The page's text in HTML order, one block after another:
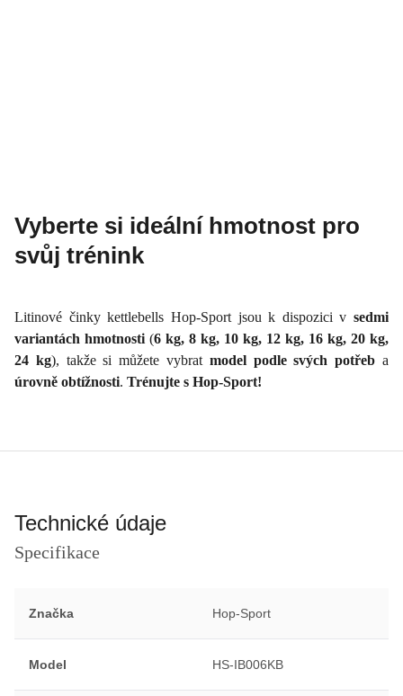
Vyberte si ideální hmotnost pro
svůj trénink
Litinové činky kettlebells Hop-Sport jsou k dispozici v sedmi
variantách hmotnosti (6 kg, 8 kg, 10 kg, 12 kg, 16 kg, 20 kg,
24 kg), takže si můžete vybrat model podle svých potřeb a
úrovně obtížnosti. Trénujte s Hop-Sport!
Technické údaje
Specifikace
Značka Hop-Sport
Model HS-IB006KB